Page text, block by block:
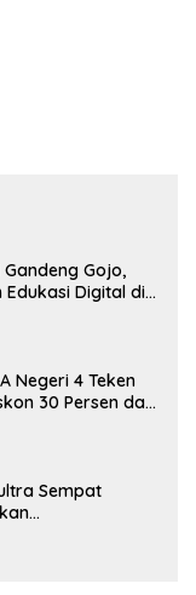
Gandeng Gojo,
Digital di
Negeri 4 Teken
30 Persen dan
Sempat